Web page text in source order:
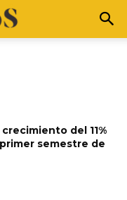
del 11%
semestre de